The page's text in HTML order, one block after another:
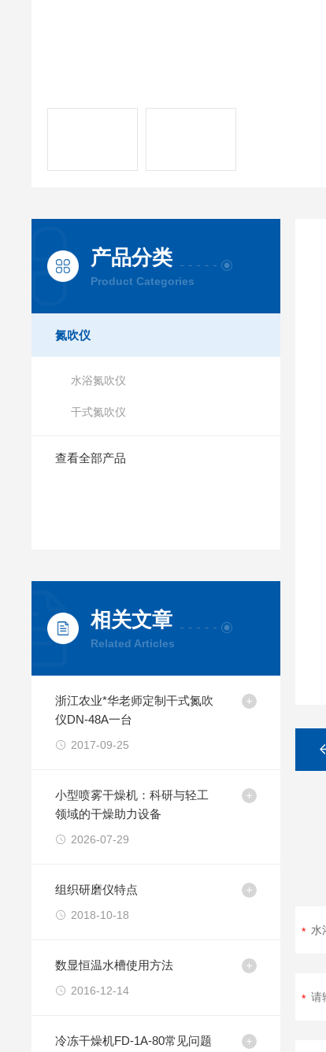
产品分类
Product Categories
氮吹仪
水浴氮吹仪
干式氮吹仪
查看全部产品
相关文章
Related Articles
浙江农业*华老师定制干式氮吹
仪DN-48A一台
2017-09-25
小型喷雾干燥机：科研与轻工
领域的干燥助力设备
2026-07-29
组织研磨仪特点
2018-10-18
数显恒温水槽使用方法
2016-12-14
冷冻干燥机FD-1A-80常见问题